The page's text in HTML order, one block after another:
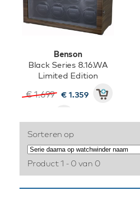
Benson
Black Series 8.16.WA
Limited Edition
€ 1.699 € 1.359
Sorteren op
Product 1 - 0 van 0